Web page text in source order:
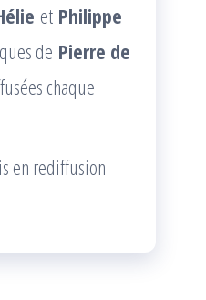
et Philippe
de Pierre de
chaque
en rediffusion